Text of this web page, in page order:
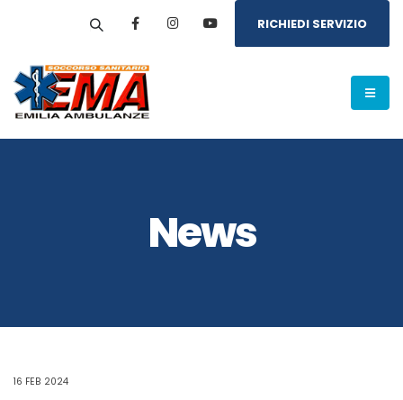
RICHIEDI SERVIZIO
News
16 FEB 2024